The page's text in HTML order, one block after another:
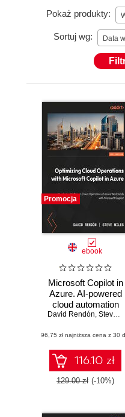
Pokaż produkty:
Sortuj wg: Data
Promocja
ebook
Microsoft Copilot in
Azure. AI-powered
cloud automation
and optimization
David Rendón, Steve Miles
(96,75 zł najniższa cena z 30
116.10 zł
129.00 zł (-10%)